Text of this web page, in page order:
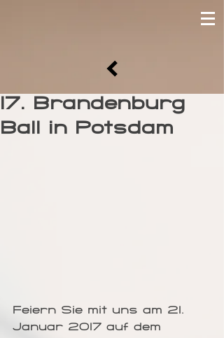
17. Brandenburg
Ball in Potsdam
Feiern Sie mit uns am 21.
Januar 2017 auf dem